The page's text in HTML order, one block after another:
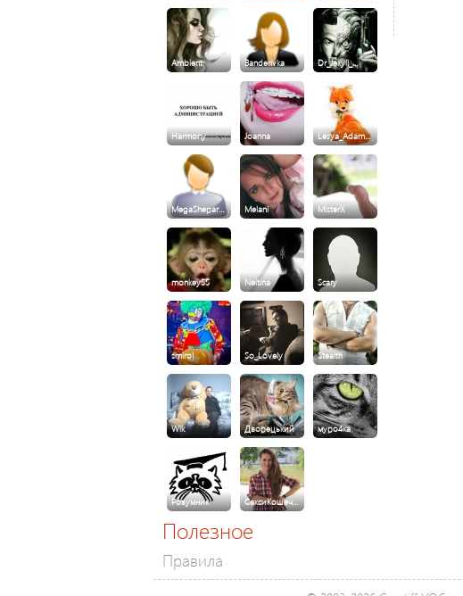
Ambient Banderivka Dr_Jekyll_…
Harmony Joanna Lesya_Adam…
MegaShepar… Melani MisterX
monkey55 Neitina Scary
smirol So_Lovely Stealth
Wik Дворецький муро4ка
Розумник СексиКошеч…
Полезное
Правила